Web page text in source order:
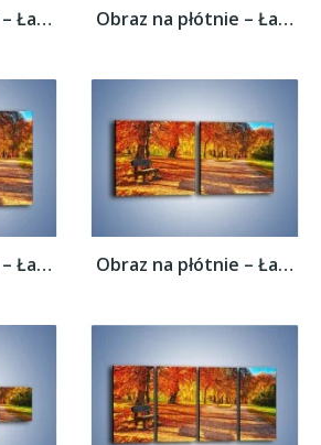
Obraz na płótnie – Ławka pod dębem –... Obraz na płótnie – Ławka pod dębem –...
Obraz na płótnie – Ławka pod dębem –... Obraz na płótnie – Ławka pod dębem –...